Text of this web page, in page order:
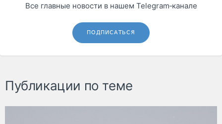
Все главные новости в нашем Telegram‑канале
ПОДПИСАТЬСЯ
Публикации по теме